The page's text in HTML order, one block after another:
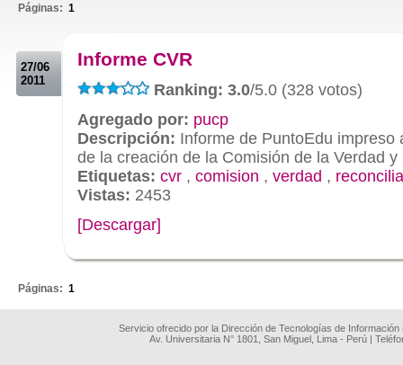
Páginas: 1
27/06
2011
Informe CVR
Ranking: 3.0/5.0 (328 votos)
Agregado por: pucp
Descripción: Informe de PuntoEdu impreso
de la creación de la Comisión de la Verdad
Etiquetas: cvr , comision , verdad ,
Vistas: 2453
[Descargar]
Páginas: 1
Servicio ofrecido por la Dirección de Tecnologías de
Av. Universitaria N° 1801, San Miguel, Lima - Perú |